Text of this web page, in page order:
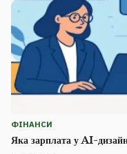
ФІНАНСИ
Яка зарплата у AI-